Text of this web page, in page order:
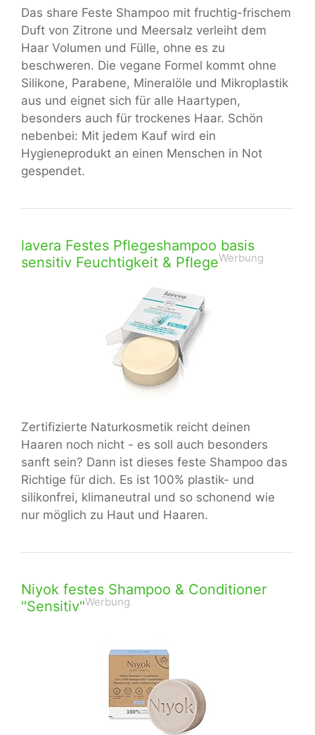
Das share Feste Shampoo mit fruchtig-frischem
Duft von Zitrone und Meersalz verleiht dem
Haar Volumen und Fülle, ohne es zu
beschweren. Die vegane Formel kommt ohne
Silikone, Parabene, Mineralöle und Mikroplastik
aus und eignet sich für alle Haartypen,
besonders auch für trockenes Haar. Schön
nebenbei: Mit jedem Kauf wird ein
Hygieneprodukt an einen Menschen in Not
gespendet.
lavera Festes Pflegeshampoo basis
sensitiv Feuchtigkeit & PflegeWerbung
Zertifizierte Naturkosmetik reicht deinen
Haaren noch nicht - es soll auch besonders
sanft sein? Dann ist dieses feste Shampoo das
Richtige für dich. Es ist 100% plastik- und
silikonfrei, klimaneutral und so schonend wie
nur möglich zu Haut und Haaren.
Niyok festes Shampoo & Conditioner
"Sensitiv"Werbung